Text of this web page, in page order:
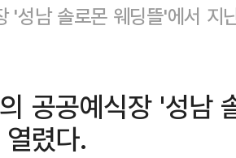
'성남 솔로몬 웨딩뜰'에서
공공예식장 '성남
렸다.